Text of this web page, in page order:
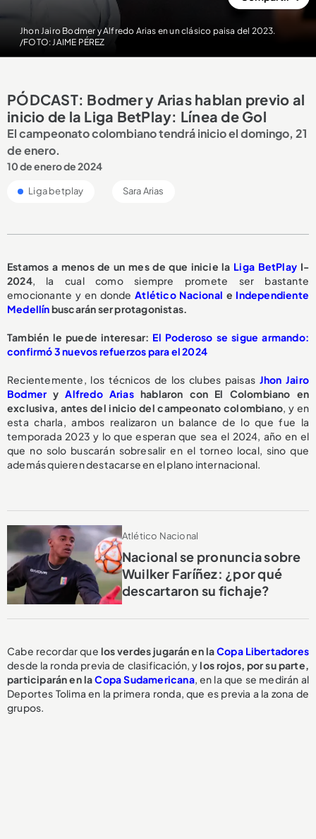
Jhon Jairo Bodmer y Alfredo Arias en un clásico paisa del 2023.
/FOTO: JAIME PÉREZ
PÓDCAST: Bodmer y Arias hablan previo al
inicio de la Liga BetPlay: Línea de Gol
El campeonato colombiano tendrá inicio el domingo, 21
de enero.
10 de enero de 2024
Liga betplay Sara Arias
Estamos a menos de un mes de que inicie la Liga BetPlay I-
2024, la cual como siempre promete ser bastante
emocionante y en dondeAtlético Nacional e Independiente
Medellínbuscarán ser protagonistas.
También le puede interesar: El Poderoso se sigue armando:
confirmó 3 nuevos refuerzos para el 2024
Recientemente, los técnicos de los clubes paisas Jhon Jairo
Bodmer yAlfredo Ariashablaron con El Colombiano en
exclusiva, antes del inicio del campeonato colombiano, y en
esta charla, ambos realizaron un balance de lo que fue la
temporada 2023 y lo que esperan que sea el 2024, año en el
que no solo buscarán sobresalir en el torneo local, sino que
además quieren destacarse en el plano internacional.
Atlético Nacional
Nacional se pronuncia sobre
Wuilker Faríñez: ¿por qué
descartaron su fichaje?
Cabe recordar que los verdes jugarán en laCopa Libertadores
desde la ronda previa de clasificación, ylos rojos, por su parte,
participarán en laCopa Sudamericana, en la que se medirán al
Deportes Tolima en la primera ronda, que es previa a la zona de
grupos.